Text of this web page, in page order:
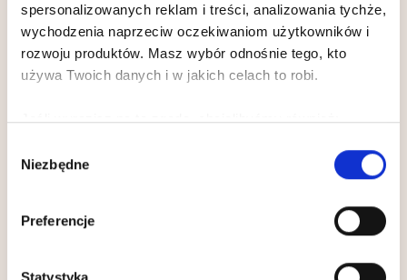
spersonalizowanych reklam i treści, analizowania tychże,
wychodzenia naprzeciw oczekiwaniom użytkowników i
rozwoju produktów. Masz wybór odnośnie tego, kto
używa Twoich danych i w jakich celach to robi.
Jeśli wyrazisz na to zgodę, chcielibyśmy również:
geograficznej z dokładnością nawet do kilku metrów
analizując charakteryzującego je zbiory danych
(fingerprinting, czyli wirtualny odcisk palca)
zgody
Niezbędne
Preferencje